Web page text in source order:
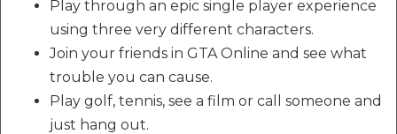
Play through an epic single player experience
using three very different characters.
Join your friends in GTA Online and see what
trouble you can cause.
Play golf, tennis, see a film or call someone and
just hang out.